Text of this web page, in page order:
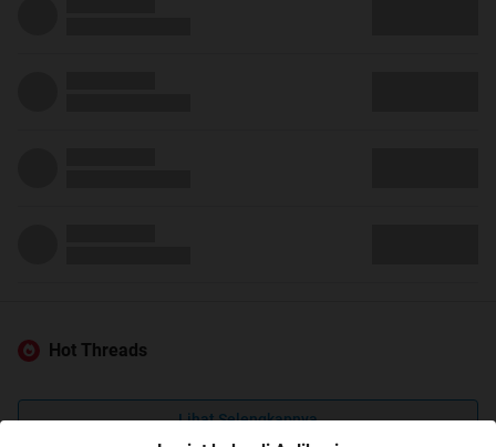
Hot Threads
Lihat Selengkapnya